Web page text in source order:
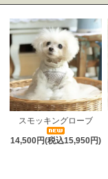
スモッキングローブ
14,500円(税込15,950円)